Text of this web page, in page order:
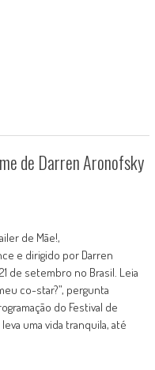
de Darren Aronofsky
de Mãe!,
e dirigido por Darren
de setembro no Brasil. Leia
co-star?”, pergunta
do Festival de
uma vida tranquila, até